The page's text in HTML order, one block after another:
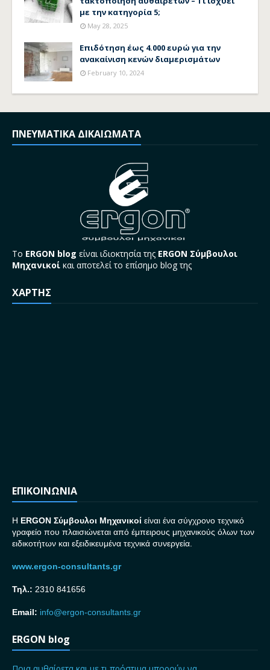
με την κατηγορία 5;
May 28, 2025
Επιδότηση έως 4.000 ευρώ για την
ανακαίνιση κενών διαμερισμάτων
February 10, 2024
ΠΝΕΥΜΑΤΙΚΑ ΔΙΚΑΙΩΜΑΤΑ
Το ERGON blog είναι ιδιοκτησία της ERGON Σύμβουλοι
Μηχανικοί και αποτελεί το επίσημο blog της
ΧΑΡΤΗΣ
ΕΠΙΚΟΙΝΩΝΙΑ
H ERGON Σύμβουλοι Μηχανικοί είναι ένα σύγχρονο τεχνικό
γραφείο που πλαισιώνεται από έμπειρους μηχανικούς όλων των
ειδικοτήτων και εξειδικευμένα τεχνικά συνεργεία.
www.ergon-consultants.gr
Τηλ.: 2310 841656
Email: info@ergon-consultants.gr
ERGON blog